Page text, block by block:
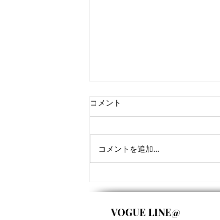
ール
コメント
コメントを追加…
VOGUE LINE@